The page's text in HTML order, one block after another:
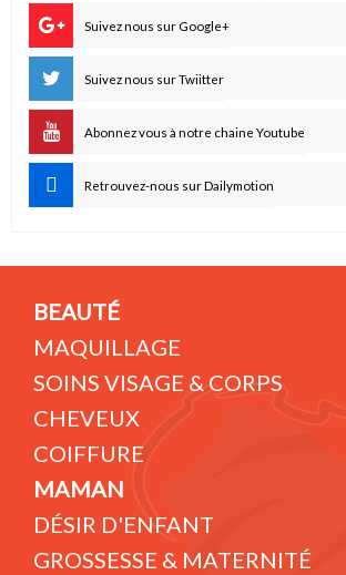
Suivez nous sur Google+
Suivez nous sur Twiitter
Abonnez vous à notre chaine Youtube
Retrouvez-nous sur Dailymotion
BEAUTÉ
MAQUILLAGE
SOINS VISAGE & CORPS
CHEVEUX
COIFFURE
MAMAN
DÉSIR D'ENFANT
GROSSESSE & MATERNITÉ